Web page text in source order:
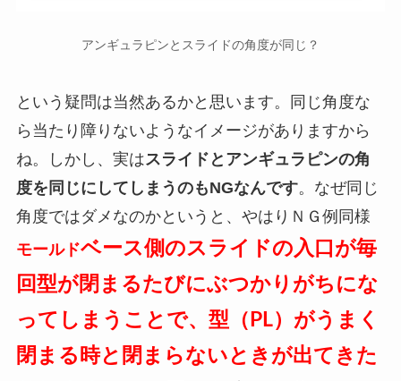
アンギュラピンとスライドの角度が同じ？
という疑問は当然あるかと思います。同じ角度な
ら当たり障りないようなイメージがありますから
ね。しかし、実はスライドとアンギュラピンの角
度を同じにしてしまうのもNGなんです。なぜ同じ
角度ではダメなのかというと、やはりＮＧ例同様
モールドベース側のスライドの入口が毎
回型が閉まるたびにぶつかりがちにな
ってしまうことで、型（PL）がうまく
閉まる時と閉まらないときが出てきた